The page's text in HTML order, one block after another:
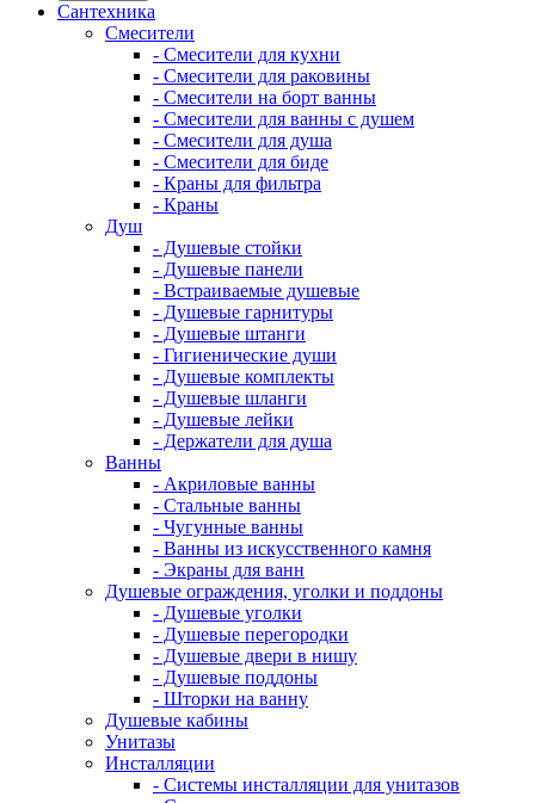
Сантехника
Смесители
- Смесители для кухни
- Смесители для раковины
- Смесители на борт ванны
- Смесители для ванны с душем
- Смесители для душа
- Смесители для биде
- Краны для фильтра
- Краны
Душ
- Душевые стойки
- Душевые панели
- Встраиваемые душевые
- Душевые гарнитуры
- Душевые штанги
- Гигиенические души
- Душевые комплекты
- Душевые шланги
- Душевые лейки
- Держатели для душа
Ванны
- Акриловые ванны
- Стальные ванны
- Чугунные ванны
- Ванны из искусственного камня
- Экраны для ванн
Душевые ограждения, уголки и поддоны
- Душевые уголки
- Душевые перегородки
- Душевые двери в нишу
- Душевые поддоны
- Шторки на ванну
Душевые кабины
Унитазы
Инсталляции
- Системы инсталляции для унитазов